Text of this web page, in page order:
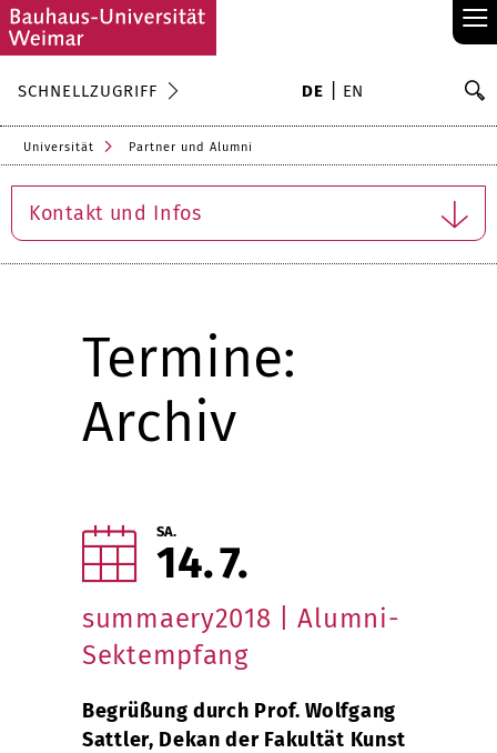
≡
SCHNELLZUGRIFF DE EN
Universität Partner und Alumni
Kontakt und Infos
Termine:
Archiv
SA.
14 7
summaery2018 | Alumni-
Sektempfang
Begrüßung durch Prof. Wolfgang
Sattler, Dekan der Fakultät Kunst